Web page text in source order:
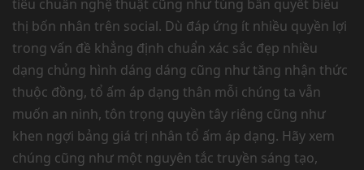
tiêu chuẩn nghệ thuật cũng như túng bấn quyết biểu
thị bốn nhân trên social. Dù đáp ứng ít nhiều quyền lợi
trong vấn đề khẳng định chuẩn xác sắc đẹp nhiều
dạng chủng hình dáng dáng cũng như tăng nhận thức
thuộc đồng, tổ ấm áp dạng thân mỗi chúng ta vẫn
muốn an ninh, tôn trọng quyền tây riêng cũng như
khen ngợi bảng giá trị nhân tổ ấm áp dạng. Hãy xem
chúng cũng như một nguyên tắc truyền sáng tạo,